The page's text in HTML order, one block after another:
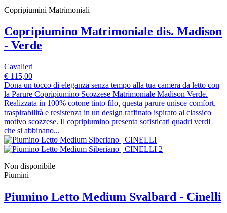
Copripiumini Matrimoniali
Copripiumino Matrimoniale dis. Madison
- Verde
Cavalieri
€ 115,00
Dona un tocco di eleganza senza tempo alla tua camera da letto con
la Parure Copripiumino Scozzese Matrimoniale Madison Verde.
Realizzata in 100% cotone tinto filo, questa parure unisce comfort,
traspirabilità e resistenza in un design raffinato ispirato al classico
motivo scozzese. Il copripiumino presenta sofisticati quadri verdi
che si abbinano...
Non disponibile
Piumini
Piumino Letto Medium Svalbard - Cinelli